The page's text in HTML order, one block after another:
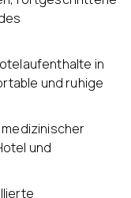
in
und ruhige
und